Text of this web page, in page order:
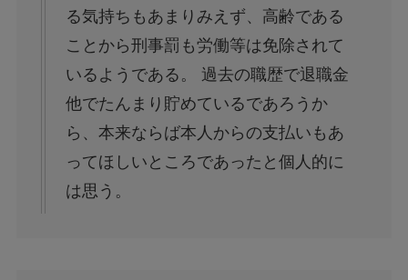
る気持ちもあまりみえず、高齢である
ことから刑事罰も労働等は免除されて
いるようである。 過去の職歴で退職金
他でたんまり貯めているであろうか
ら、本来ならば本人からの支払いもあ
ってほしいところであったと個人的に
は思う。